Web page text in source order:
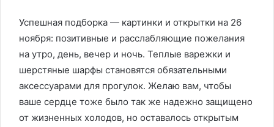
Успешная подборка — картинки и открытки на 26
ноября: позитивные и расслабляющие пожелания
на утро, день, вечер и ночь. Теплые варежки и
шерстяные шарфы становятся обязательными
аксессуарами для прогулок. Желаю вам, чтобы
ваше сердце тоже было так же надежно защищено
от жизненных холодов, но оставалось открытым